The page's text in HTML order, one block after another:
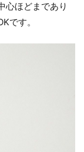
心ほどまであり
です。